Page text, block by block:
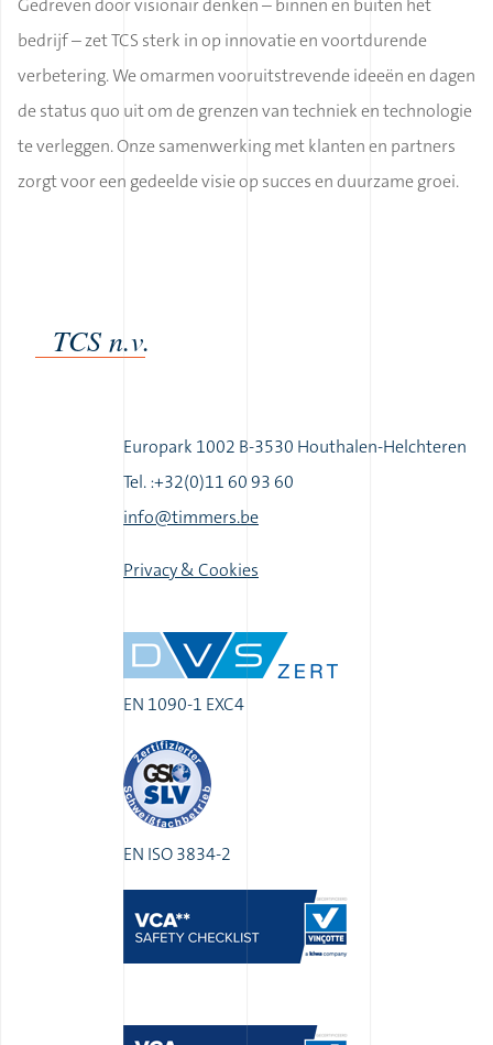
bedrijf – zet TCS sterk in op innovatie en voortdurende
verbetering. We omarmen vooruitstrevende ideeën en dagen
de status quo uit om de grenzen van techniek en technologie
te verleggen. Onze samenwerking met klanten en partners
zorgt voor een gedeelde visie op succes en duurzame groei.
TCS n.v.
Europark 1002 B-3530 Houthalen-Helchteren
|
Tel. :+32(0)11 60 93 60
|
info@timmers.be
Privacy & Cookies
EN 1090-1 EXC4
EN ISO 3834-2